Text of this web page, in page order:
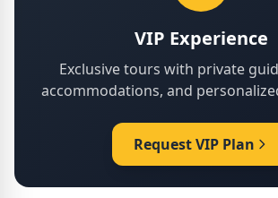
VIP Experience
Exclusive tours with private
accommodations, and
Request VIP Plan